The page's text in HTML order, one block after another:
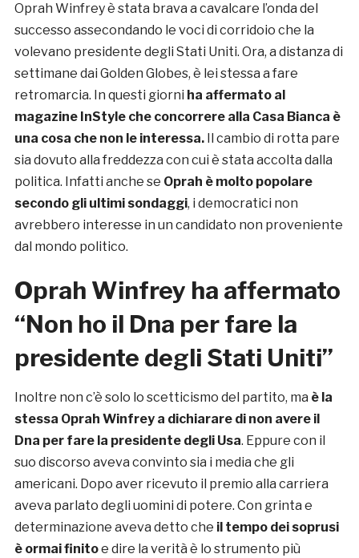
Oprah Winfrey è stata brava a cavalcare l’onda del
successo assecondando le voci di corridoio che la
volevano presidente degli Stati Uniti. Ora, a distanza di
settimane dai Golden Globes, è lei stessa a fare
retromarcia. In questi giorni ha affermato al
magazine InStyle che concorrere alla Casa Bianca è
una cosa che non le interessa. Il cambio di rotta pare
sia dovuto alla freddezza con cui è stata accolta dalla
politica. Infatti anche se Oprah è molto popolare
secondo gli ultimi sondaggi, i democratici non
avrebbero interesse in un candidato non proveniente
dal mondo politico.
Oprah Winfrey ha affermato
“Non ho il Dna per fare la
presidente degli Stati Uniti”
Inoltre non c’è solo lo scetticismo del partito, ma è la
stessa Oprah Winfrey a dichiarare di non avere il
Dna per fare la presidente degli Usa. Eppure con il
suo discorso aveva convinto sia i media che gli
americani. Dopo aver ricevuto il premio alla carriera
aveva parlato degli uomini di potere. Con grinta e
determinazione aveva detto che il tempo dei soprusi
è ormai finitoe dire la verità è lo strumento più